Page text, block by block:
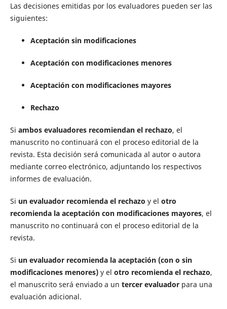
Las decisiones emitidas por los evaluadores pueden ser las
siguientes:
Aceptación sin modificaciones
Aceptación con modificaciones menores
Aceptación con modificaciones mayores
Rechazo
Si ambos evaluadores recomiendan el rechazo, el
manuscrito no continuará con el proceso editorial de la
revista. Esta decisión será comunicada al autor o autora
mediante correo electrónico, adjuntando los respectivos
informes de evaluación.
Si un evaluador recomienda el rechazo y el otro
recomienda la aceptación con modificaciones mayores, el
manuscrito no continuará con el proceso editorial de la
revista.
Si un evaluador recomienda la aceptación (con o sin
modificaciones menores)y el otro recomienda el rechazo,
el manuscrito será enviado a un tercer evaluadorpara una
evaluación adicional.